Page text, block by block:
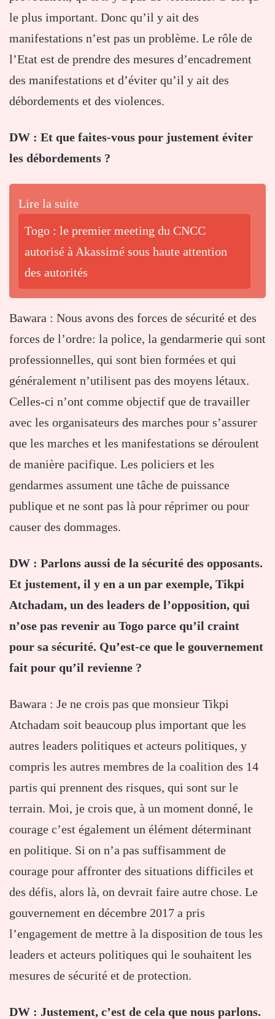
le plus important. Donc qu’il y ait des
manifestations n’est pas un problème. Le rôle de
l’Etat est de prendre des mesures d’encadrement
des manifestations et d’éviter qu’il y ait des
débordements et des violences.
DW : Et que faites-vous pour justement éviter
les débordements ?
Lire la suite
Togo : le premier meeting du CNCC
autorisé à Akassimé sous haute attention
des autorités
Bawara : Nous avons des forces de sécurité et des
forces de l’ordre: la police, la gendarmerie qui sont
professionnelles, qui sont bien formées et qui
généralement n’utilisent pas des moyens létaux.
Celles-ci n’ont comme objectif que de travailler
avec les organisateurs des marches pour s’assurer
que les marches et les manifestations se déroulent
de manière pacifique. Les policiers et les
gendarmes assument une tâche de puissance
publique et ne sont pas là pour réprimer ou pour
causer des dommages.
DW : Parlons aussi de la sécurité des opposants.
Et justement, il y en a un par exemple, Tikpi
Atchadam, un des leaders de l’opposition, qui
n’ose pas revenir au Togo parce qu’il craint
pour sa sécurité. Qu’est-ce que le gouvernement
fait pour qu’il revienne ?
Bawara : Je ne crois pas que monsieur Tikpi
Atchadam soit beaucoup plus important que les
autres leaders politiques et acteurs politiques, y
compris les autres membres de la coalition des 14
partis qui prennent des risques, qui sont sur le
terrain. Moi, je crois que, à un moment donné, le
courage c’est également un élément déterminant
en politique. Si on n’a pas suffisamment de
courage pour affronter des situations difficiles et
des défis, alors là, on devrait faire autre chose. Le
gouvernement en décembre 2017 a pris
l’engagement de mettre à la disposition de tous les
leaders et acteurs politiques qui le souhaitent les
mesures de sécurité et de protection.
DW : Justement, c’est de cela que nous parlons.